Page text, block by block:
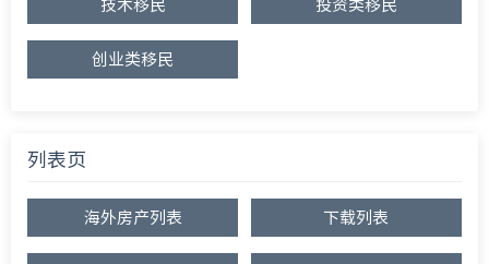
技术移民 投资类移民
创业类移民
列表页
海外房产列表 下载列表